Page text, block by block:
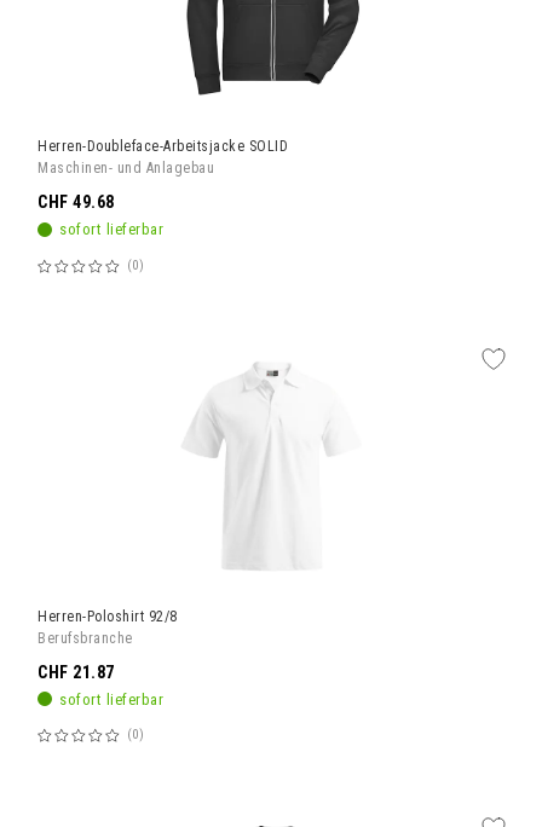
Herren-Doubleface-Arbeitsjacke SOLID
Maschinen- und Anlagebau
sofort lieferbar
Bewertung:
0
CHF 49.68
Herren-Poloshirt 92/8
Berufsbranche
sofort lieferbar
Bewertung:
0
CHF 21.87